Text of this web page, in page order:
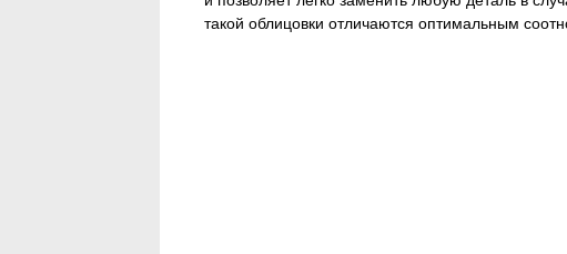
такой облицовки отличаются оптимальным